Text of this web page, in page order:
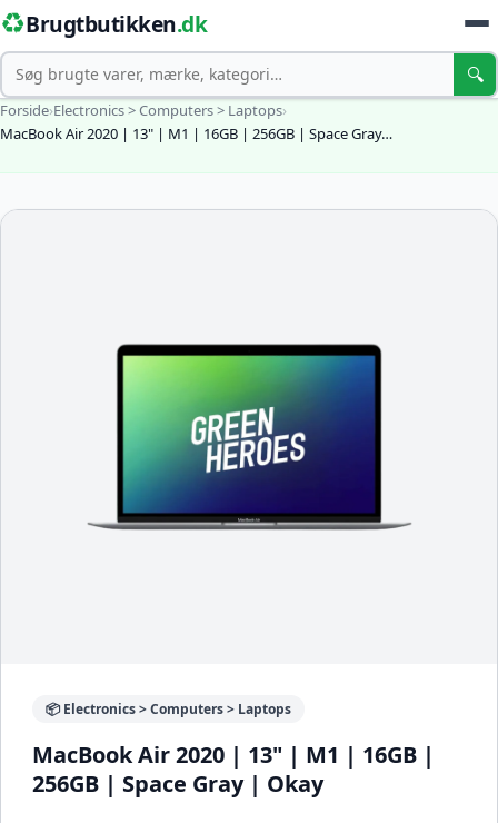
♻️Brugtbutikken.dk
Søg 🔍
Forside›Electronics > Computers > Laptops›
MacBook Air 2020 | 13" | M1 | 16GB | 256GB | Space Gray…
📦 Electronics > Computers > Laptops
MacBook Air 2020 | 13" | M1 | 16GB |
256GB | Space Gray | Okay